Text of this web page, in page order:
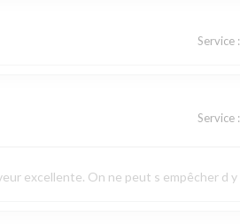
Service:
Service:
excellente. On ne peut s empêcher d